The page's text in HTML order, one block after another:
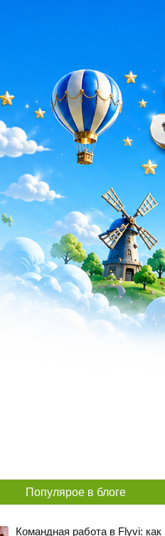
Популярое в блоге
Командная работа в Flyvi: как